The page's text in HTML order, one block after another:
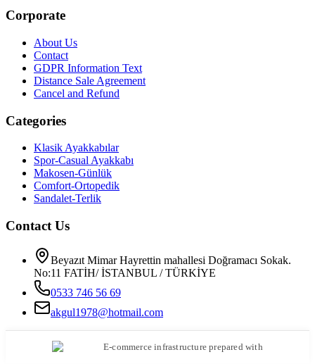
Corporate
About Us
Contact
GDPR Information Text
Distance Sale Agreement
Cancel and Refund
Categories
Klasik Ayakkabılar
Spor-Casual Ayakkabı
Makosen-Günlük
Comfort-Ortopedik
Sandalet-Terlik
Contact Us
Beyazıt Mimar Hayrettin mahallesi Doğramacı Sokak.
No:11 FATİH/ İSTANBUL / TÜRKİYE
0533 746 56 69
akgul1978@hotmail.com
E-commerce infrastructure prepared with